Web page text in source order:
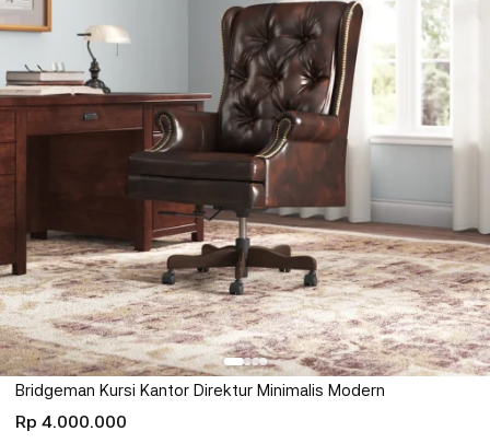
Bridgeman Kursi Kantor Direktur Minimalis Modern
Rp 4.000.000